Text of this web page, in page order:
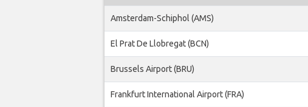
Amsterdam-Schiphol (AMS)
El Prat De Llobregat (BCN)
Brussels Airport (BRU)
Frankfurt International Airport (FRA)